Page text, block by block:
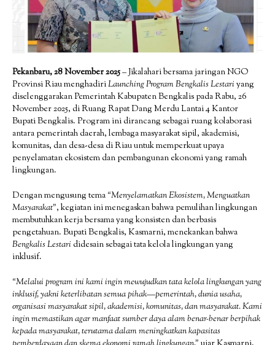
Pekanbaru, 28 November 2025– Jikalahari bersama jaringan NGO
Provinsi Riau menghadiriLaunching Program Bengkalis Lestari yang
diselenggarakan Pemerintah Kabupaten Bengkalis pada Rabu, 26
November 2025, di Ruang Rapat Dang Merdu Lantai 4 Kantor
Bupati Bengkalis. Program ini dirancang sebagai ruang kolaborasi
antara pemerintah daerah, lembaga masyarakat sipil, akademisi,
komunitas, dan desa-desa di Riau untuk memperkuat upaya
penyelamatan ekosistem dan pembangunan ekonomi yang ramah
lingkungan.
Dengan mengusung tema “Menyelamatkan Ekosistem, Menguatkan
Masyarakat”, kegiatan ini menegaskan bahwa pemulihan lingkungan
membutuhkan kerja bersama yang konsisten dan berbasis
pengetahuan. Bupati Bengkalis, Kasmarni, menekankan bahwa
Bengkalis Lestari didesain sebagai tata kelola lingkungan yang
inklusif.
“Melalui program ini kami ingin mewujudkan tata kelola lingkungan yang
inklusif, yakni keterlibatan semua pihak—pemerintah, dunia usaha,
organisasi masyarakat sipil, akademisi, komunitas, dan masyarakat. Kami
ingin memastikan agar manfaat sumber daya alam benar-benar berpihak
kepada masyarakat, terutama dalam meningkatkan kapasitas